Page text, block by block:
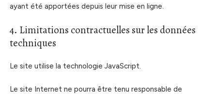
ayant été apportées depuis leur mise en ligne.
4. Limitations contractuelles sur les données
techniques
Le site utilise la technologie JavaScript.
Le site Internet ne pourra être tenu responsable de